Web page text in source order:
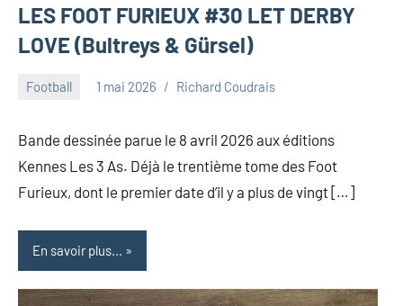
LES FOOT FURIEUX #30 LET DERBY
LOVE (Bultreys & Gürsel)
Football 1 mai 2026 Richard Coudrais
Bande dessinée parue le 8 avril 2026 aux éditions
Kennes Les 3 As. Déjà le trentième tome des Foot
Furieux, dont le premier date d’il y a plus de vingt […]
En savoir plus...